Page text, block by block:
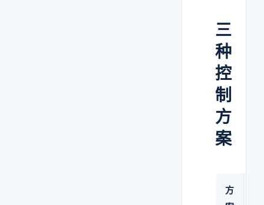
三
种
控
制
方
案
方